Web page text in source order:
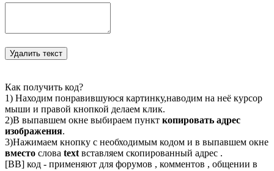
Как получить код?
1) Находим понравившуюся картинку,наводим на неё курсор
мыши и правой кнопкой делаем клик.
2)В выпавшем окне выбираем пункт копировать адрес
изображения.
3)Нажимаем кнопку с необходимым кодом и в выпавшем окне
вместо слова text вставляем скопированный адрес .
[BB] код - применяют для форумов , комментов , общении в